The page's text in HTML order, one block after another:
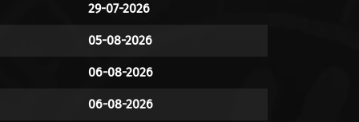
29-07-2026
05-08-2026
06-08-2026
06-08-2026